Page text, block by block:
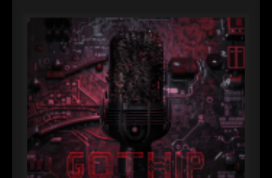
►
►
►
►
►
►
►